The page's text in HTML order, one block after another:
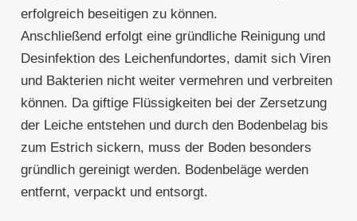
erfolgreich beseitigen zu können.
Anschließend erfolgt eine gründliche Reinigung und
Desinfektion des Leichenfundortes, damit sich Viren
und Bakterien nicht weiter vermehren und verbreiten
können. Da giftige Flüssigkeiten bei der Zersetzung
der Leiche entstehen und durch den Bodenbelag bis
zum Estrich sickern, muss der Boden besonders
gründlich gereinigt werden. Bodenbeläge werden
entfernt, verpackt und entsorgt.